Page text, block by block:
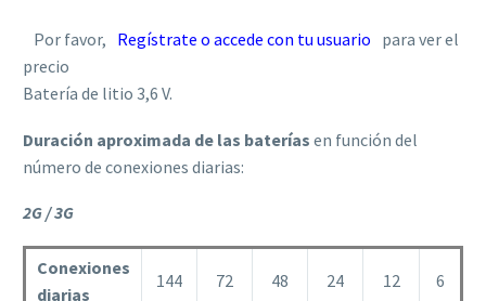
Por favor, Regístrate o accede con tu usuario para ver el
precio
Batería de litio 3,6 V.
Duración aproximada de las baterías en función del
número de conexiones diarias:
2G / 3G
Conexiones
diarias
144 72 48 24 12 6